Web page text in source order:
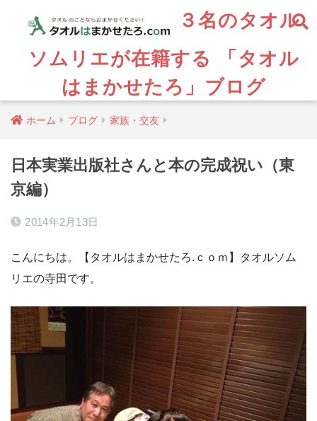
３名のタオル
ソムリエが在籍する 「タオル
はまかせたろ」ブログ
ホーム ブログ 家族・交友
日本実業出版社さんと本の完成祝い（東
京編）
2014年2月13日
こんにちは。【タオルはまかせたろ.ｃｏｍ】タオルソム
リエの寺田です。